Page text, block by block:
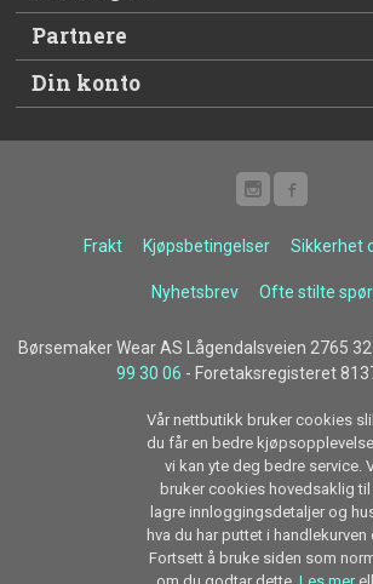
Partnere
Din konto
Frakt Kjøpsbetingelser Sikkerhet
Nyhetsbrev Ofte stilte
Børsemaker Wear AS Lågendalsveien 2765
99 30 06 - Foretaksregisteret
Vår nettbutikk bruker cookies
du får en bedre
vi kan yte deg bedre service.
bruker cookies hovedsaklig til
lagre innloggingsdetaljer og
hva du har puttet i handlekurven
Fortsett å bruke siden som